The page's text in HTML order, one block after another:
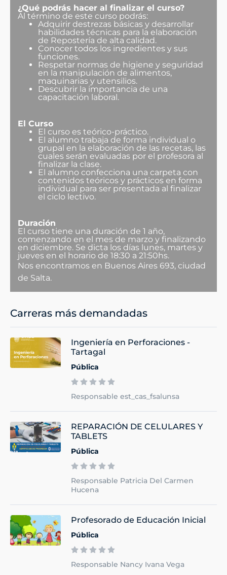
¿Qué podrás hacer al finalizar el curso?
Al término de este curso podrás:
Adquirir destrezas básicas y desarrollar
habilidades técnicas para la elaboración
de Repostería de alta calidad.
Conocer todos los ingredientes y sus
funciones.
Respetar normas de higiene y seguridad
en la manipulación de alimentos,
maquinarias y utensilios.
Descubrir la importancia de una
capacitación laboral.
El Curso
El curso es teórico-práctico.
El alumno trabaja de forma individual o
grupal en la elaboración de las recetas, las
cuales serán evaluadas por el profesora al
finalizar la clase.
El alumno confecciona una carpeta con
contenidos teóricos y prácticos en forma
individual para ser presentada al finalizar
el ciclo lectivo.
Duración
El curso tiene una duración de 1 año,
comenzando en el mes de marzo y finalizando
en diciembre. Se dicta los días lunes, martes y
jueves en el horario de 18:30 a 21:50hs.
Nos encontramos en Buenos Aires 693, ciudad
de Salta.
Carreras más demandadas
Ingeniería en Perforaciones -
Tartagal
Pública
Responsable est_cas_fsalunsa
REPARACIÓN DE CELULARES Y
TABLETS
Pública
Responsable Patricia Del Carmen
Hucena
Profesorado de Educación Inicial
Pública
Responsable Nancy Ivana Vega